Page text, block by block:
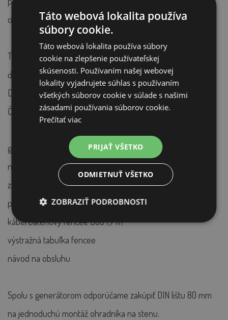
ohrade pod 2,5 kV.
Technológia Smart Control, nízka spotreba zdroja a niekoľko
ďalších výhod a funkcií, ktoré prináša generátor fencee mini
DUO MD.
Čo nájdete v balení:
generátor fencee
napájací adaptér fencee DUO 14 V 1,5 m
zemniaci kábel 150 cm (očko-očko)
pripojovací kábel 100 cm (očko-srdiečko)
kábel batériový fencee DUO 1,7 m
výstražná tabuľka fencee
návod na obsluhu
Spolu s generátorom odporúčame zakúpiť DIN lištu 80 mm
na jednoduchú montáž ohradníka na stenu.
Táto webová lokalita používa
súbory cookie.
Táto webová lokalita používa súbory
cookie na zlepšenie používateľskej
skúsenosti. Používaním našej webovej
lokality vyjadrujete súhlas s používaním
všetkých súborov cookie v súlade s našimi
zásadami používania súborov cookie.
Prečítať viac
PRIJAŤ VŠETKO
ODMIETNUŤ VŠETKO
ZOBRAZIŤ PODROBNOSTI